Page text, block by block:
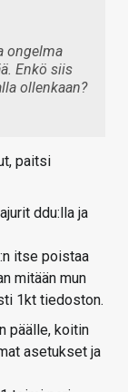
ongelma
Enkö siis
ollenkaan?
paitsi
ddu:lla ja
itse poistaa
mitään mun
1kt tiedoston.
päälle, koitin
asetukset ja